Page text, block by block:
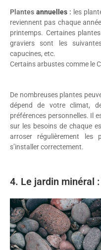
Plantes annuelles : les
reviennent pas chaque
printemps. Certaines
graviers sont les
capucines, etc.
Certains arbustes comme le
De nombreuses plantes
dépend de votre climat,
préférences personnelles. Il
sur les besoins de chaque
arroser régulièrement
s’installer correctement.
4. Le jardin minéral